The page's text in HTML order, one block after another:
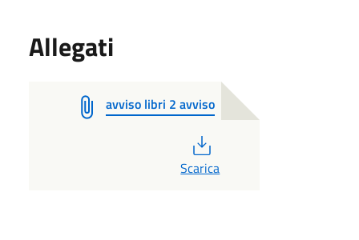
Allegati
avviso libri 2 avviso
Scarica